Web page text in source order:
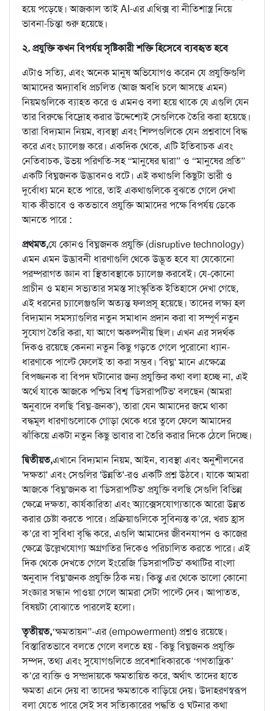
হয়ে পড়েছে। আজকাল তাই AI-এর এথিক্স বা নীতিশাস্ত্র নিয়ে
ভাবনা-চিন্তা শুরু হয়েছে।
২. প্রযুক্তি কখন বিপর্যয় সৃষ্টিকারী শক্তি হিসেবে ব্যবহৃত হবে
এটাও সত্যি, এবং অনেক মানুষ অভিযোগও করেন যে প্রযুক্তিগুলি
আমাদের অদ্যাবধি প্রচলিত (আজ অবধি চলে আসছে এমন)
নিয়মগুলিকে ব্যাহত করে ও এমনও বলা হয়ে থাকে যে এগুলি যেন
তার বিরুদ্ধে বিদ্রোহ করার উদ্দেশ্যেই সেগুলিকে তৈরি করা হয়েছে।
তারা বিদ্যমান নিয়ম, ব্যবস্থা এবং শিল্পগুলিকে যেন প্রশ্নবাণে বিদ্ধ
করে এবং চ্যালেঞ্জ করে। একদিক থেকে, এটি ইতিবাচক এবং
নেতিবাচক, উভয় পরিণতি-সহ “মানুষের দ্বারা” ও “মানুষের প্রতি”
একটি বিঘ্নজনক উদ্ভাবনও বটে। এই কথাগুলি কিছুটা ভারী ও
দুর্বোধ্য মনে হতে পারে, তাই একথাগুলিকে বুঝতে গেলে দেখা
যাক কীভাবে ও কতভাবে প্রযুক্তি আমাদের পক্ষে বিপর্যয় ডেকে
আনতে পারে :
প্রথমত,যে কোনও বিঘ্নজনক প্রযুক্তি (disruptive technology)
এমন এমন উদ্ভাবনী ধারণাগুলি থেকে উদ্ভূত হবে যা যেকোনো
পরম্পরাগত জ্ঞান বা স্থিতাবস্থাকে চ্যালেঞ্জ করবেই। যে-কোনো
প্রাচীন ও মহান সভ্যতার সমস্ত সাংস্কৃতিক ইতিহাসে দেখা গেছে,
এই ধরনের চ্যালেঞ্জগুলি অত্যন্ত ফলপ্রসূ হয়েছে। তাদের লক্ষ্য হল
বিদ্যমান সমস্যাগুলির নতুন সমাধান প্রদান করা বা সম্পূর্ণ নতুন
সুযোগ তৈরি করা, যা আগে অকল্পনীয় ছিল। এখন এর সদর্থক
দিকও রয়েছে কেননা নতুন কিছু গড়তে গেলে পুরোনো ধ্যান-
ধারণাকে পাল্টে ফেলেই তা করা সম্ভব। 'বিঘ্ন' মানে এক্ষেত্রে
বিপজ্জনক বা বিপদ ঘটানোর জন্য প্রযুক্তির কথা বলা হচ্ছে না, এই
অর্থে যাকে আজকে পশ্চিম বিশ্ব 'ডিসরাপটিভ' বলছেন (আমরা
অনুবাদে বলছি 'বিঘ্ন-জনক'), তারা যেন আমাদের জমে থাকা
বদ্ধমূল ধারণাগুলোকে গোড়া থেকে ধরে তুলে ফেলে আমাদের
ঝাঁকিয়ে একটা নতুন কিছু ভাবার বা তৈরি করার দিকে ঠেলে দিচ্ছে।
দ্বিতীয়ত,এখানে বিদ্যমান নিয়ম, আইন, ব্যবস্থা এবং অনুশীলনের
'দক্ষতা' এবং সেগুলির 'উন্নতি'-রও একটি প্রশ্ন উঠবে। যাকে আমরা
আজকে 'বিঘ্ন'জনক বা 'ডিসরাপটিভ' প্রযুক্তি বলছি সেগুলি বিভিন্ন
ক্ষেত্রে দক্ষতা, কার্যকারিতা এবং অ্যাক্সেসযোগ্যতাকে আরো উন্নত
করার চেষ্টা করতে পারে। প্রক্রিয়াগুলিকে সুবিন্যস্ত ক’রে, খরচ হ্রাস
ক’রে বা সুবিধা বৃদ্ধি করে, এগুলি আমাদের জীবনযাপন ও কাজের
ক্ষেত্রে উল্লেখযোগ্য অগ্রগতির দিকেও পরিচালিত করতে পারে। এই
দিক থেকে দেখতে গেলে ইংরেজি 'ডিসরাপটিভ' কথাটির বাংলা
অনুবাদ 'বিঘ্ন'জনক প্রযুক্তি ঠিক নয়। কিন্তু এর থেকে ভালো কোনো
সংজ্ঞার সন্ধান পাওয়া গেলে আমরা সেটা পাল্টে দেব। আপাতত,
বিষয়টা বোঝাতে পারলেই হলো।
তৃতীয়ত,‘ক্ষমতায়ন”-এর (empowerment) প্রশ্নও রয়েছে।
বিস্তারিতভাবে বলতে গেলে বলতে হয় - কিছু বিঘ্নজনক প্রযুক্তি
সম্পদ, তথ্য এবং সুযোগগুলিতে প্রবেশাধিকারকে ‘গণতান্ত্রিক’
ক’রে ব্যক্তি ও সম্প্রদায়কে ক্ষমতায়িত করে, অর্থাৎ তাদের হাতে
ক্ষমতা এনে দেয় বা তাদের ক্ষমতাকে বাড়িয়ে দেয়। উদাহরণস্বরূপ
বলা যেতে পারে সেই সব সত্যিকারের পদ্ধতি ও ঘটনার কথা